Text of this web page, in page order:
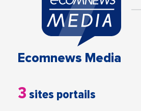
Ecomnews Media
3 sites portails